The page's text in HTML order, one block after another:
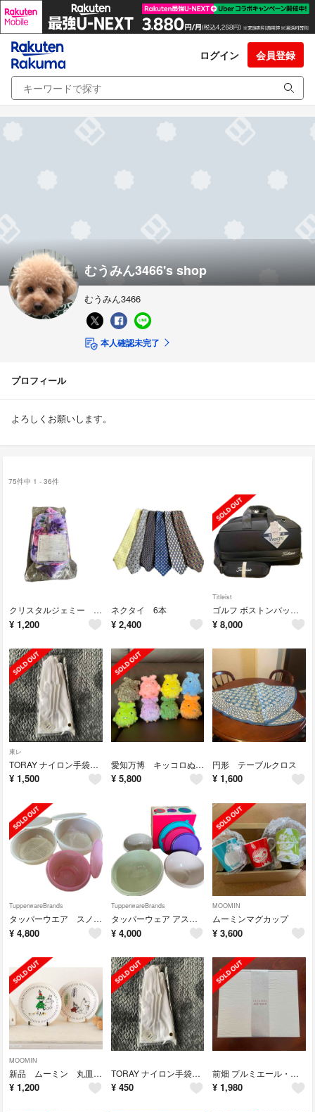
ログイン 会員登録
むうみん3466's shop
むうみん3466
本人確認未完了
プロフィール
よろしくお願いします。
75件中 1 - 36件
クリスタルジェミー チェンジ25周年コスメセット付属ポーチ
¥ 1,200
ネクタイ 6本
¥ 2,400
Titleist
ゴルフ ボストンバッグ Titleist
¥ 8,000
東レ
TORAY ナイロン手袋 L (4組)
¥ 1,500
愛知万博 キッコロぬいぐるみ
¥ 5,800
円形 テーブルクロス
¥ 1,600
TupperwareBrands
タッパーウエア スノコ付き
¥ 4,800
TupperwareBrands
タッパーウェア アストロフレークボールセット
¥ 4,000
MOOMIN
ムーミンマグカップ
¥ 3,600
MOOMIN
新品 ムーミン 丸皿 豪華2枚セット クックパッドプラス 付録
¥ 1,200
TORAY ナイロン手袋 L
¥ 450
前畑 プルミエール・アオヤマ ニュイ ペアサーモグラス N
¥ 1,980